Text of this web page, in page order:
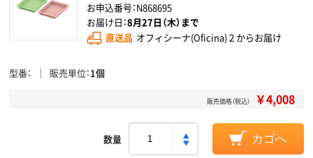
お申込番号：N868695
お届け日：8月27日（木）まで
直送品 オフィシーナ(Oficina)２からお届け
型番 販売単位 1個
販売価格（税込） ￥4,008
数量 カゴへ